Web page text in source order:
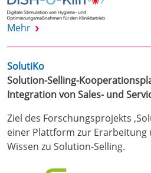
Mehr
SolutiKo
Solution-Selling-
Integration von Sales- und
Ziel des Forschungsprojekts
einer Plattform zur Erarbeitung
Wissen zu Solution-Selling.